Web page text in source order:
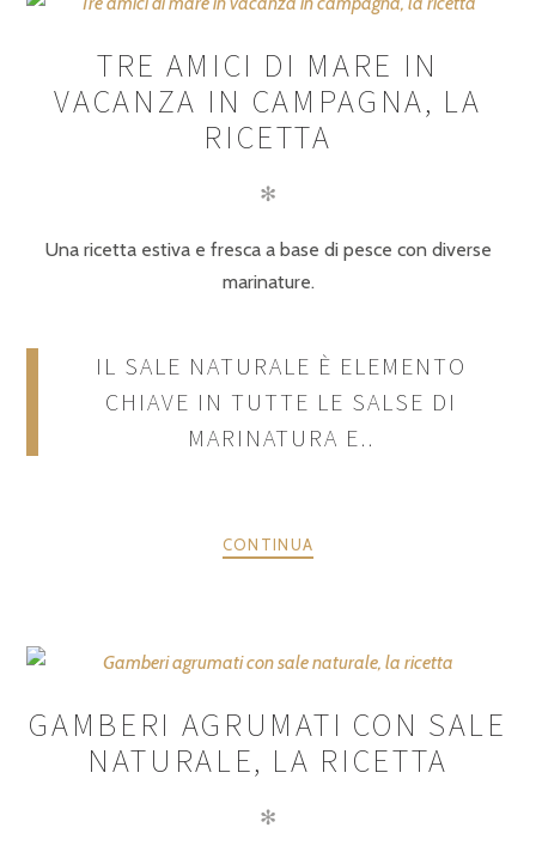
TRE AMICI DI MARE IN
VACANZA IN CAMPAGNA, LA
RICETTA
✻
Una ricetta estiva e fresca a base di pesce con diverse
marinature.
IL SALE NATURALE È ELEMENTO
CHIAVE IN TUTTE LE SALSE DI
MARINATURA E..
CONTINUA
GAMBERI AGRUMATI CON SALE
NATURALE, LA RICETTA
✻